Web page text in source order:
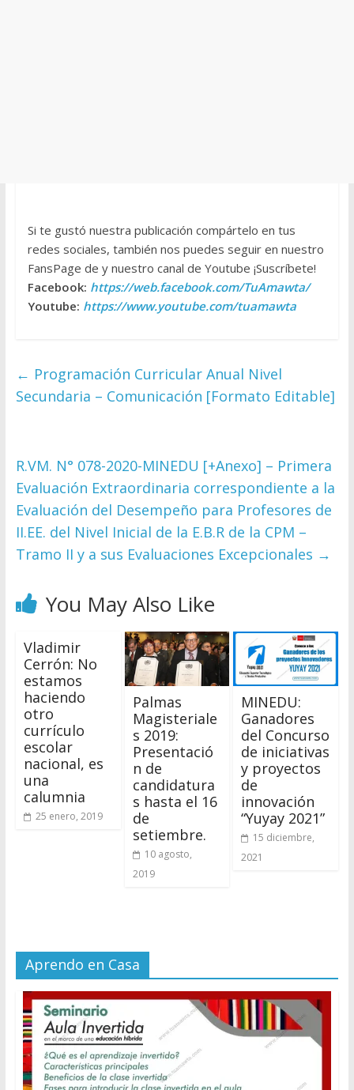
Si te gustó nuestra publicación compártelo en tus
redes sociales, también nos puedes seguir en nuestro
FansPage de y nuestro canal de Youtube ¡Suscríbete!
Facebook: https://web.facebook.com/TuAmawta/
Youtube: https://www.youtube.com/tuamawta
← Programación Curricular Anual Nivel
Secundaria – Comunicación [Formato Editable]
R.VM. N° 078-2020-MINEDU [+Anexo] – Primera
Evaluación Extraordinaria correspondiente a la
Evaluación del Desempeño para Profesores de
II.EE. del Nivel Inicial de la E.B.R de la CPM –
Tramo II y a sus Evaluaciones Excepcionales →
You May Also Like
Vladimir
Cerrón: No
estamos
haciendo
otro
currículo
escolar
nacional, es
una
calumnia
25 enero, 2019
Palmas
Magisteriale
s 2019:
Presentació
n de
candidatura
s hasta el 16
de
setiembre.
10 agosto,
2019
MINEDU:
Ganadores
del Concurso
de iniciativas
y proyectos
de
innovación
“Yuyay 2021”
15 diciembre,
2021
Aprendo en Casa